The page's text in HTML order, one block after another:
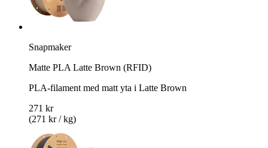
Snapmaker
Matte PLA Latte Brown (RFID)
PLA-filament med matt yta i Latte Brown
271 kr
(271 kr / kg)